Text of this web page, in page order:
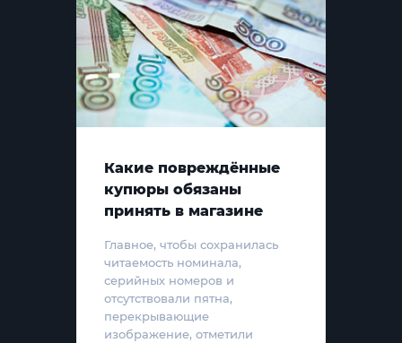
Какие повреждённые
купюры обязаны
принять в магазине
Главное, чтобы сохранилась
читаемость номинала,
серийных номеров и
отсутствовали пятна,
перекрывающие
изображение, отметили